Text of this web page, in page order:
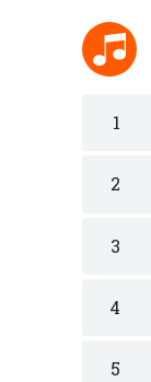
1
2
3
4
5